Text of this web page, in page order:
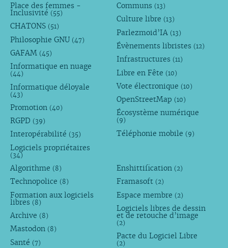
Place des femmes -
Inclusivité (55)
CHATONS (51)
Philosophie GNU (47)
GAFAM (45)
Informatique en nuage
(44)
Informatique déloyale
(43)
Promotion (40)
RGPD (39)
Interopérabilité (35)
Logiciels propriétaires
(34)
Communs (13)
Culture libre (13)
Parlezmoid’IA (13)
Évènements libristes (12)
Infrastructures (11)
Libre en Fête (10)
Vote électronique (10)
OpenStreetMap (10)
Écosystème numérique
(9)
Téléphonie mobile (9)
Algorithme (8)
Technopolice (8)
Formation aux logiciels
libres (8)
Archive (8)
Mastodon (8)
Santé (7)
Enshittification (2)
Framasoft (2)
Espace membre (2)
Logiciels libres de dessin
et de retouche d’image
(2)
Pacte du Logiciel Libre
(2)